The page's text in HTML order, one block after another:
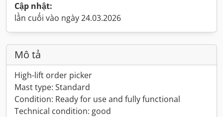
Cập nhật:
lần cuối vào ngày 24.03.2026
Mô tả
High-lift order picker
Mast type: Standard
Condition: Ready for use and fully functional
Technical condition: good